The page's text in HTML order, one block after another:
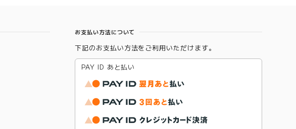
お支払い方法について
下記のお支払い方法をご利用いただけます。
PAY ID あと払い